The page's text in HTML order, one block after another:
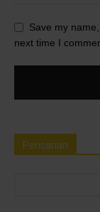
Save my
next time I
Pencarian